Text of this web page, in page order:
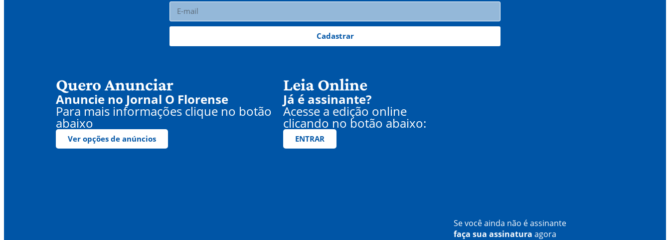
Cadastrar
Quero Anunciar
Anuncie no Jornal O Florense
Para mais informações clique no botão
abaixo
Ver opções de anúncios
Leia Online
Já é assinante?
Acesse a edição online
clicando no botão abaixo:
ENTRAR
Se você ainda não é assinante
faça sua assinatura agora